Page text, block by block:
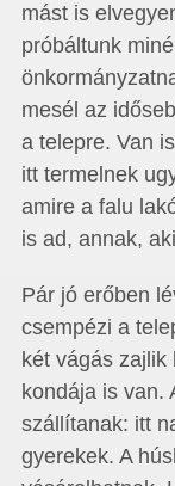
mást is
próbáltunk
mesél az
a telepre. Van
itt termelnek
amire a falu
is ad, annak,
Pár jó erőben
csempézi a
két vágás
kondája is van.
szállítanak: itt
gyerekek. A